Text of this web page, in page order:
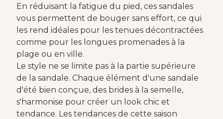
En réduisant la fatigue du pied, ces sandales
vous permettent de bouger sans effort, ce qui
les rend idéales pour les tenues décontractées
comme pour les longues promenades à la
plage ou en ville.
Le style ne se limite pas à la partie supérieure
de la sandale. Chaque élément d'une sandale
d'été bien conçue, des brides à la semelle,
s'harmonise pour créer un look chic et
tendance. Les tendances de cette saison